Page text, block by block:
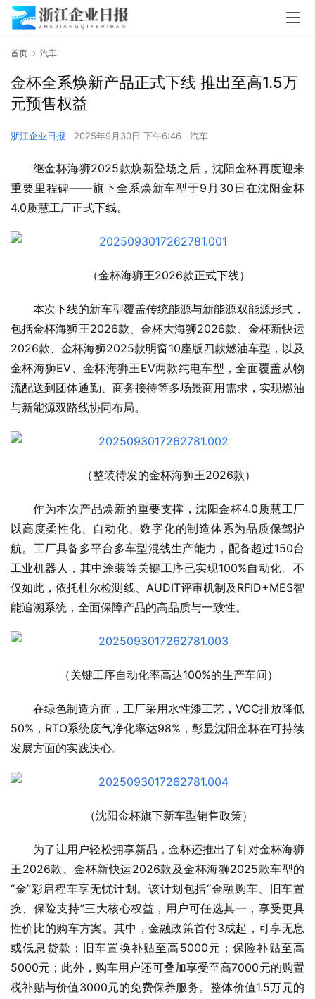
首页 汽车
金杯全系焕新产品正式下线 推出至高1.5万
元预售权益
浙江企业日报 2025年9月30日 下午6:46 汽车
继金杯海狮2025款焕新登场之后，沈阳金杯再度迎来
重要里程碑——旗下全系焕新车型于9月30日在沈阳金杯
4.0质慧工厂正式下线。
（金杯海狮王2026款正式下线）
本次下线的新车型覆盖传统能源与新能源双能源形式，
包括金杯海狮王2026款、金杯大海狮2026款、金杯新快运
2026款、金杯海狮2025款明窗10座版四款燃油车型，以及
金杯海狮EV、金杯海狮王EV两款纯电车型，全面覆盖从物
流配送到团体通勤、商务接待等多场景商用需求，实现燃油
与新能源双路线协同布局。
（整装待发的金杯海狮王2026款）
作为本次产品焕新的重要支撑，沈阳金杯4.0质慧工厂
以高度柔性化、自动化、数字化的制造体系为品质保驾护
航。工厂具备多平台多车型混线生产能力，配备超过150台
工业机器人，其中涂装等关键工序已实现100%自动化。不
仅如此，依托杜尔检测线、AUDIT评审机制及RFID+MES智
能追溯系统，全面保障产品的高品质与一致性。
（关键工序自动化率高达100%的生产车间）
在绿色制造方面，工厂采用水性漆工艺，VOC排放降低
50%，RTO系统废气净化率达98%，彰显沈阳金杯在可持续
发展方面的实践决心。
（沈阳金杯旗下新车型销售政策）
为了让用户轻松拥享新品，金杯还推出了针对金杯海狮
王2026款、金杯新快运2026款及金杯海狮2025款车型的
“金”彩启程车享无忧计划。该计划包括“金融购车、旧车置
换、保险支持”三大核心权益，用户可任选其一，享受更具
性价比的购车方案。其中，金融政策首付3成起，可享无息
或低息贷款；旧车置换补贴至高5000元；保险补贴至高
5000元；此外，购车用户还可叠加享受至高7000元的购置
税补贴与价值3000元的免费保养服务。整体价值1.5万元的